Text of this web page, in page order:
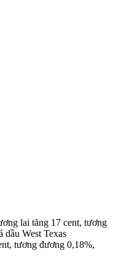
lai tăng 17 cent, tương
West Texas
tương đương 0,18%,